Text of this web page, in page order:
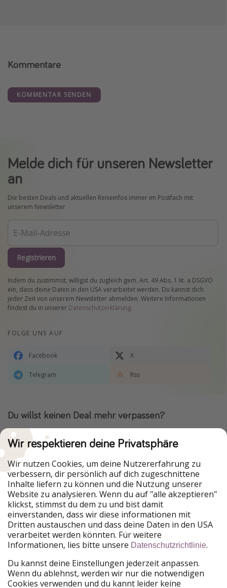
Kommentare
KOMMENTAR SENDEN
Melde dich für unseren Newsletter
an
Die besten Deals und aktuellen Reiseinfos immer im Postfach mit
unserem Newsletter
Registrieren
Indem du zustimmst, willigst du zugleich gem. Art. 49 Abs. 1 lit. a DSGVO
ein, dass deine Daten in den USA verarbeitet werden. Du kannst dich
jeder Zeit von unserem Newsletter abmelden. Weitere Informationen
findest du in unserer Datenschutzerklärung.
FOLGE UNS AUF
Facebook X
Telegram Rss
Du willst keinen Deal mehr verpassen?
Dann lade unsere App herunter.
Urlaubspiraten ist Teil der HolidayPirates Group
Unsere Märkte
PiratinViaggio
HolidayPirates
VakantiePiraten
WakacyjniPiraci
VoyagesPirates
Ferienpiraten
Urlaubspiraten
ViajerosPiratas
Unsere Gruppe
Wir respektieren deine Privatsphäre
Wir nutzen Cookies, um deine Nutzererfahrung zu
verbessern, dir persönlich auf dich zugeschnittene
Inhalte liefern zu können und die Nutzung unserer
Website zu analysieren. Wenn du auf "alle akzeptieren"
klickst, stimmst du dem zu und bist damit
einverstanden, dass wir diese informationen mit
Dritten austauschen und dass deine Daten in den USA
verarbeitet werden könnten. Für weitere
Informationen, lies bitte unsere Datenschutzrichtlinie.
Du kannst deine Einstellungen jederzeit anpassen.
Wenn du ablehnst, werden wir nur die notwendigen
Cookies verwenden und du kannt leider keine